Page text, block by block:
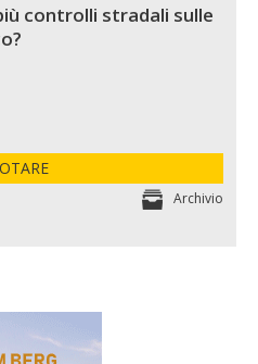
controlli stradali sulle
Archivio